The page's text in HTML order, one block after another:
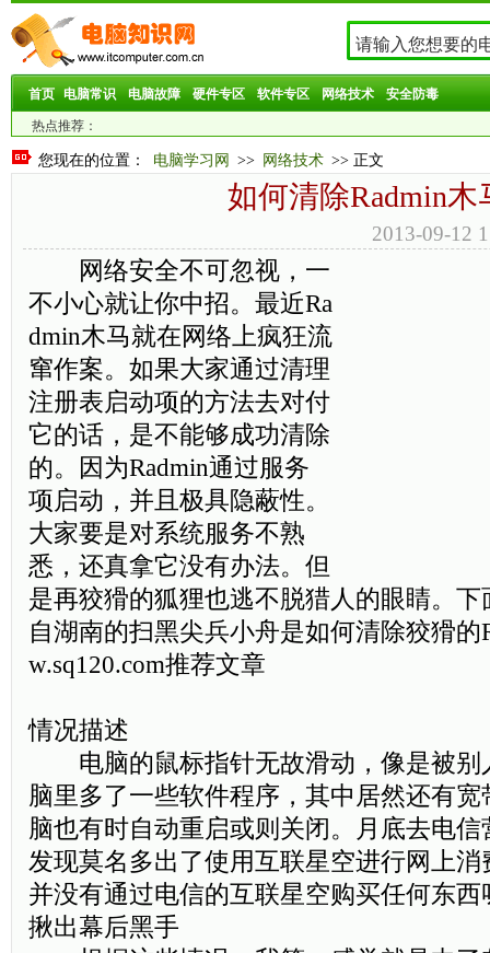
首页 电脑常识 电脑故障 硬件专区 软件专区 网络技术 安全防毒
热点推荐：
您现在的位置： 电脑学习网 >> 网络技术 >> 正文
如何清除Radmin木
2013-09-12
网络安全不可忽视，一
不小心就让你中招。最近Ra
dmin木马就在网络上疯狂流
窜作案。如果大家通过清理
注册表启动项的方法去对付
它的话，是不能够成功清除
的。因为Radmin通过服务
项启动，并且极具隐蔽性。
大家要是对系统服务不熟
悉，还真拿它没有办法。但
是再狡猾的狐狸也逃不脱猎人的眼睛。
自湖南的扫黑尖兵小舟是如何清除狡猾的
w.sq120.com推荐文章
情况描述
电脑的鼠标指针无故滑动，像是被别
脑里多了一些软件程序，其中居然还有
脑也有时自动重启或则关闭。月底去电
发现莫名多出了使用互联星空进行网上
并没有通过电信的互联星空购买任何东西
揪出幕后黑手